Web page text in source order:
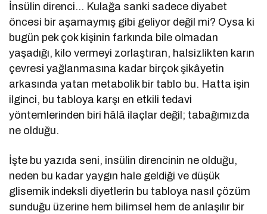
İnsülin direnci… Kulağa sanki sadece diyabet
öncesi bir aşamaymış gibi geliyor değil mi? Oysa ki
bugün pek çok kişinin farkında bile olmadan
yaşadığı, kilo vermeyi zorlaştıran, halsizlikten karın
çevresi yağlanmasına kadar birçok şikâyetin
arkasında yatan metabolik bir tablo bu. Hatta işin
ilginci, bu tabloya karşı en etkili tedavi
yöntemlerinden biri hâlâ ilaçlar değil; tabağımızda
ne olduğu.
İşte bu yazıda seni, insülin direncinin ne olduğu,
neden bu kadar yaygın hale geldiği ve düşük
glisemik indeksli diyetlerin bu tabloya nasıl çözüm
sunduğu üzerine hem bilimsel hem de anlaşılır bir